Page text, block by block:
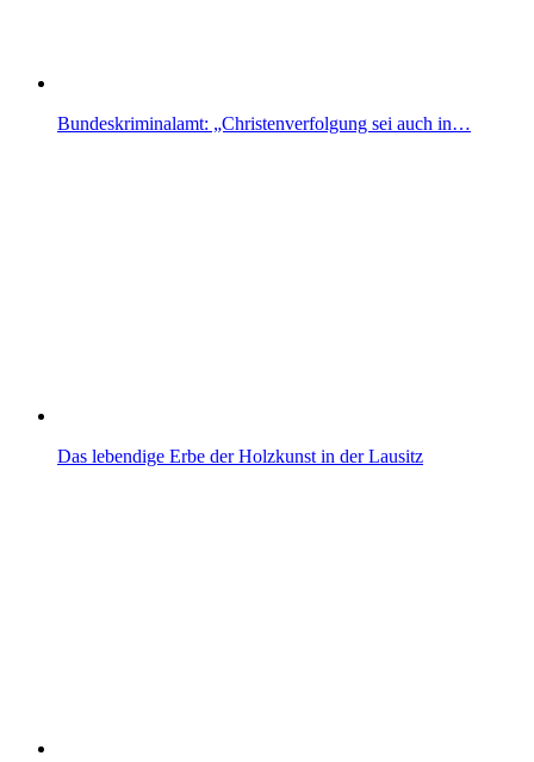
Bundeskriminalamt: „Christenverfolgung sei auch in…
Das lebendige Erbe der Holzkunst in der Lausitz